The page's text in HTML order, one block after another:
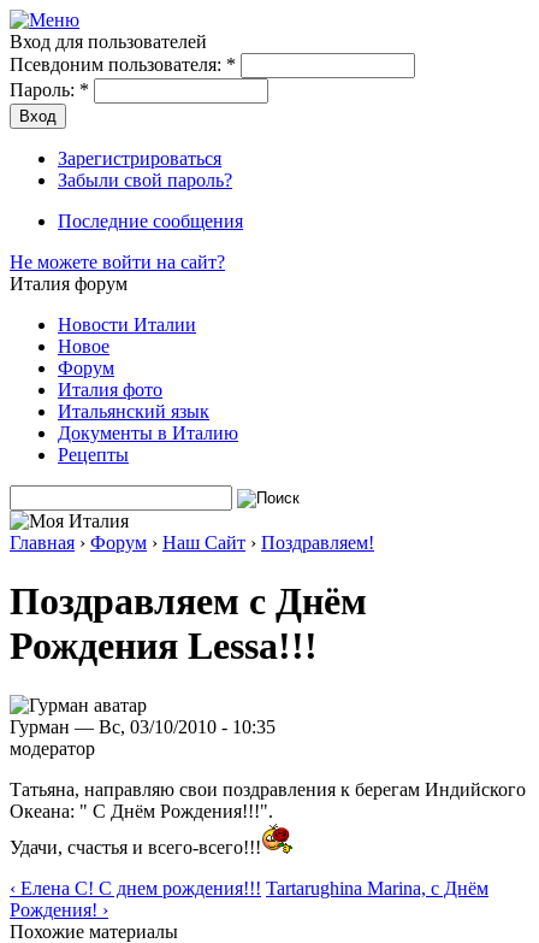
Вход для пользователей
Псевдоним пользователя: *
Пароль: *
Зарегистрироваться
Забыли свой пароль?
Последние сообщения
Не можете войти на сайт?
Италия форум
Новости Италии
Новое
Форум
Италия фото
Итальянский язык
Документы в Италию
Рецепты
Главная › Форум › Наш Сайт › Поздравляем!
Поздравляем с Днём
Рождения Lessa!!!
Гурман — Вс, 03/10/2010 - 10:35
модератор
Татьяна, направляю свои поздравления к берегам Индийского
Океана: " С Днём Рождения!!!".
Удачи, счастья и всего-всего!!!
‹ Елена С! С днем рождения!!! Tartarughina Marina, с Днём
Рождения! ›
Похожие материалы